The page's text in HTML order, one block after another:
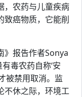
，农药与儿童疾病
致癌物质，它能削
》报告作者Sonya
毒农药自称‘安
被禁用取消。监
不休之际，环境工